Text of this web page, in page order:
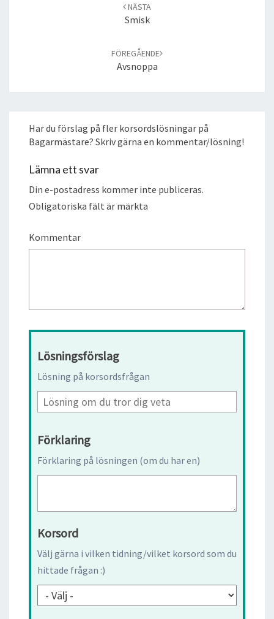
NÄSTA
Smisk
FÖREGÅENDE
Avsnoppa
Har du förslag på fler korsordslösningar på
Bagarmästare? Skriv gärna en kommentar/lösning!
Lämna ett svar
Din e-postadress kommer inte publiceras.
Obligatoriska fält är märkta
Kommentar
Lösningsförslag
Lösning på korsordsfrågan
Förklaring
Förklaring på lösningen (om du har en)
Korsord
Välj gärna i vilken tidning/vilket korsord som du
hittade frågan :)